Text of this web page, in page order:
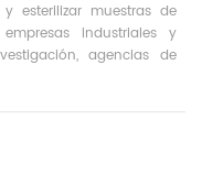
esterilizar muestras de
industriales y
agencias de